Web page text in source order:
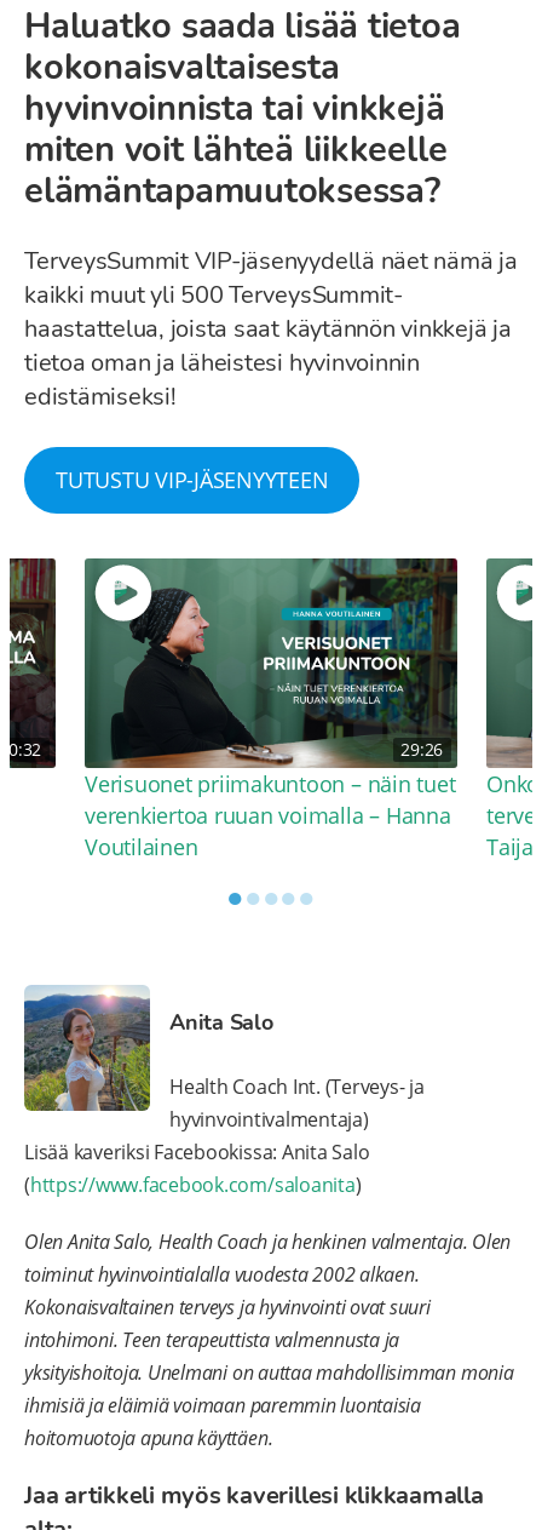
Haluatko saada lisää tietoa
kokonaisvaltaisesta
hyvinvoinnista tai vinkkejä
miten voit lähteä liikkeelle
elämäntapamuutoksessa?
TerveysSummit VIP-jäsenyydellä näet nämä ja
kaikki muut yli 500 TerveysSummit-
haastattelua, joista saat käytännön vinkkejä ja
tietoa oman ja läheistesi hyvinvoinnin
edistämiseksi!
TUTUSTU VIP-JÄSENYYTEEN
30:32 29:26
Verisuonet priimakuntoon – näin tuet
verenkiertoa ruuan voimalla – Hanna
Voutilainen
Taija
●●●●●
Anita Salo
Health Coach Int. (Terveys- ja
hyvinvointivalmentaja)
Lisää kaveriksi Facebookissa: Anita Salo
(https://www.facebook.com/saloanita)
Olen Anita Salo, Health Coach ja henkinen valmentaja. Olen
toiminut hyvinvointialalla vuodesta 2002 alkaen.
Kokonaisvaltainen terveys ja hyvinvointi ovat suuri
intohimoni. Teen terapeuttista valmennusta ja
yksityishoitoja. Unelmani on auttaa mahdollisimman monia
ihmisiä ja eläimiä voimaan paremmin luontaisia
hoitomuotoja apuna käyttäen.
Jaa artikkeli myös kaverillesi klikkaamalla